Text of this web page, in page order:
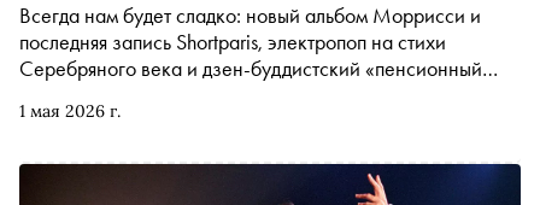
1 мая 2026 г.
Всегда нам будет сладко: новый альбом Моррисси и
последняя запись Shortparis, электропоп на стихи
Серебряного века и дзен-буддистский «пенсионный
в любом настроении (и возрасте!)